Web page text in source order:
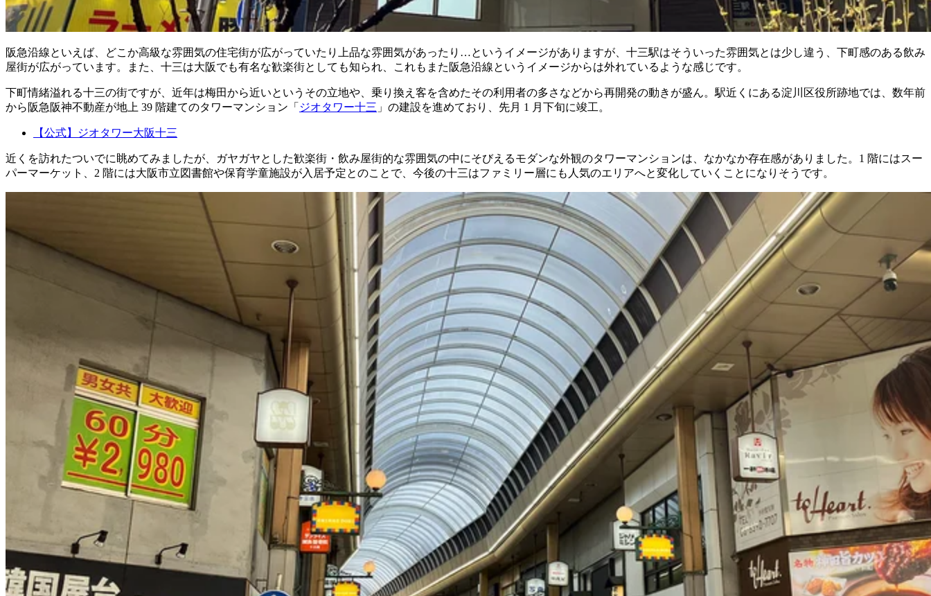
阪急沿線といえば、どこか高級な雰囲気の住宅街が広がっていたり上品な雰囲気があったり…というイメージがありますが、十三駅はそういった雰囲気とは少し違う、下町感のある飲み
屋街が広がっています。また、十三は大阪でも有名な歓楽街としても知られ、これもまた阪急沿線というイメージからは外れているような感じです。
下町情緒溢れる十三の街ですが、近年は梅田から近いというその立地や、乗り換え客を含めたその利用者の多さなどから再開発の動きが盛ん。駅近くにある淀川区役所跡地では、数年前
から阪急阪神不動産が地上 39 階建てのタワーマンション「 ジオタワー十三 」の建設を進めており、先月 1 月下旬に竣工。
【公式】ジオタワー大阪十三
近くを訪れたついでに眺めてみましたが、ガヤガヤとした歓楽街・飲み屋街的な雰囲気の中にそびえるモダンな外観のタワーマンションは、なかなか存在感がありました。1 階にはスー
パーマーケット、2 階には大阪市立図書館や保育学童施設が入居予定とのことで、今後の十三はファミリー層にも人気のエリアへと変化していくことになりそうです。